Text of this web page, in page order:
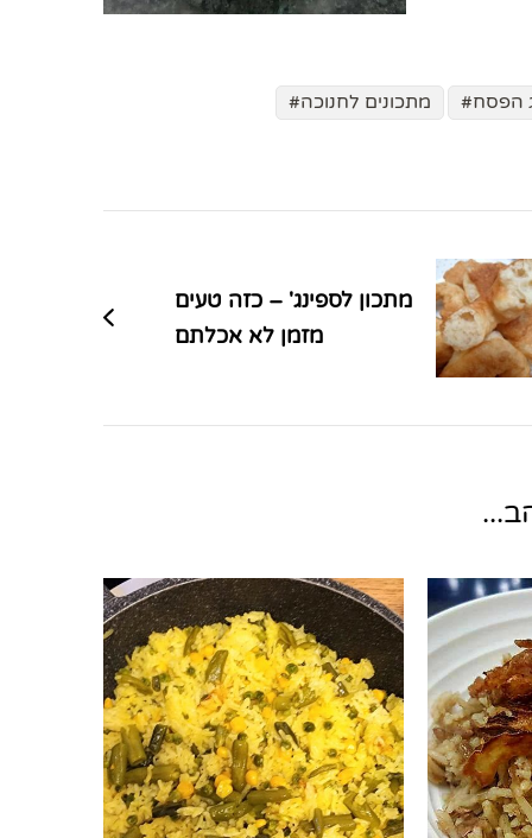
הפסח מתכונים לחנוכה
מתכון לספינג' – כזה טעים
מזמן לא אכלתם